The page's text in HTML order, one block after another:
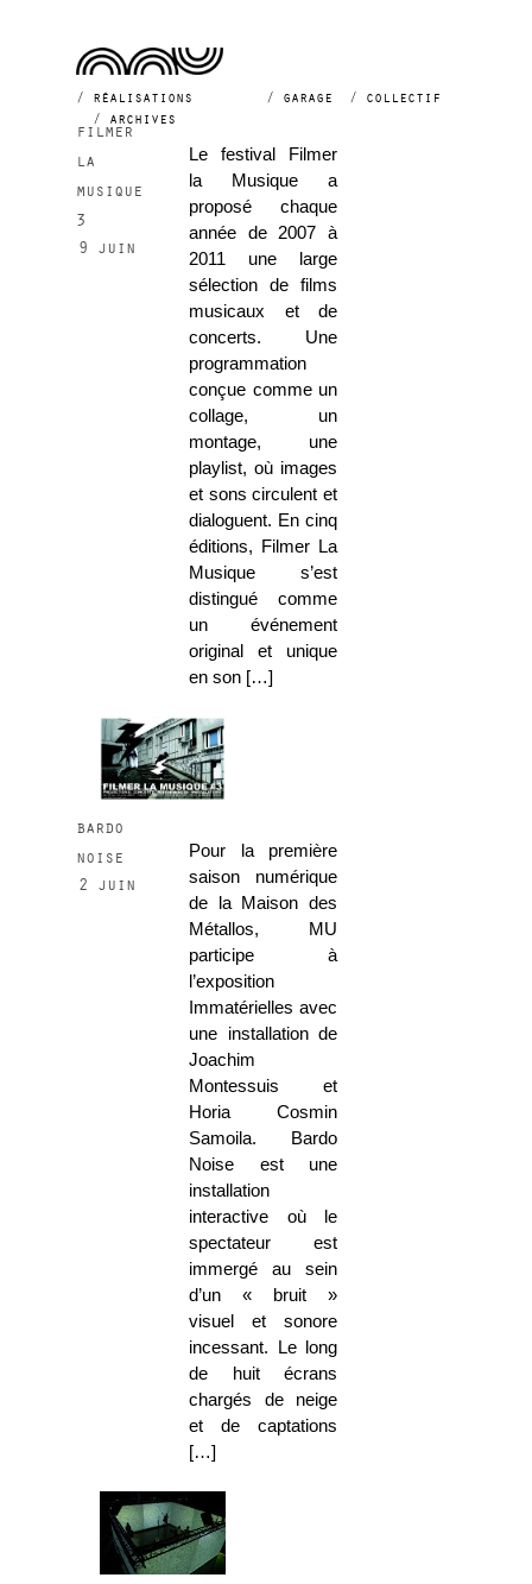
réalisations garage
collectif
archives
2009
filmer
la
musique
3
9 juin
Le festival Filmer
la Musique a
proposé chaque
année de 2007 à
2011 une large
sélection de films
musicaux et de
concerts. Une
programmation
conçue comme un
collage, un
montage, une
playlist, où images
et sons circulent et
dialoguent. En cinq
éditions, Filmer La
Musique s’est
distingué comme
un événement
original et unique
en son […]
bardo
noise
2 juin
Pour la première
saison numérique
de la Maison des
Métallos, MU
participe à
l’exposition
Immatérielles avec
une installation de
Joachim
Montessuis et
Horia Cosmin
Samoila. Bardo
Noise est une
installation
interactive où le
spectateur est
immergé au sein
d’un « bruit »
visuel et sonore
incessant. Le long
de huit écrans
chargés de neige
et de captations
[…]